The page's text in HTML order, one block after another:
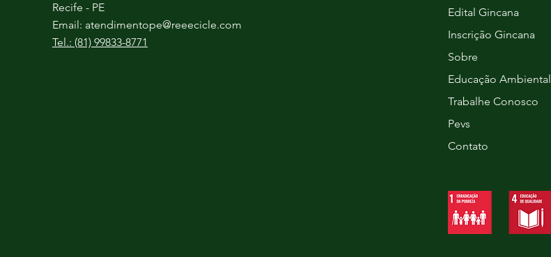
Recife - PE
Email: atendimentope@reeecicle.com
Tel.: (81) 99833-8771
Edital Gincana
Inscrição Gincana
Sobre
Educação Ambiental
Trabalhe Conosco
Pevs
Contato